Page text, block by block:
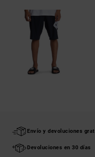
Envío y devoluciones
Devoluciones en 30 días